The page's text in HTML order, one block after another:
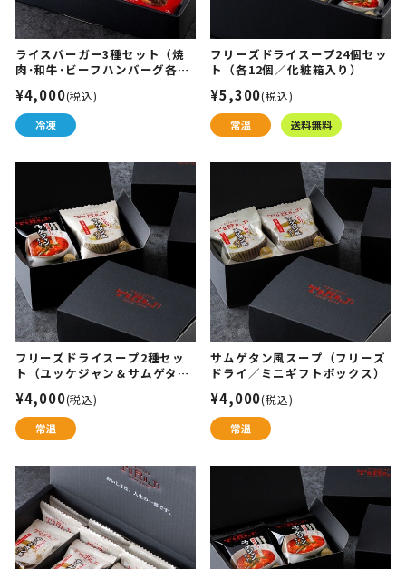
ライスバーガー3種セット（焼
肉･和牛･ビーフハンバーグ各2
¥4,000(税込)
フリーズドライスープ24個セッ
ト（各12個／化粧箱入り）
¥5,300(税込)
フリーズドライスープ2種セッ
ト（ユッケジャン＆サムゲタン
¥4,000(税込)
サムゲタン風スープ（フリーズ
ドライ／ミニギフトボックス）
¥4,000(税込)